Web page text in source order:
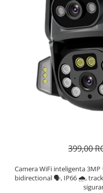
399,00
Camera WiFi inteligenta
bidirectional 🗣️, IP66 🌧️,